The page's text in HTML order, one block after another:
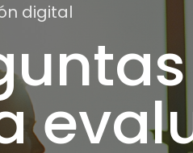
digital